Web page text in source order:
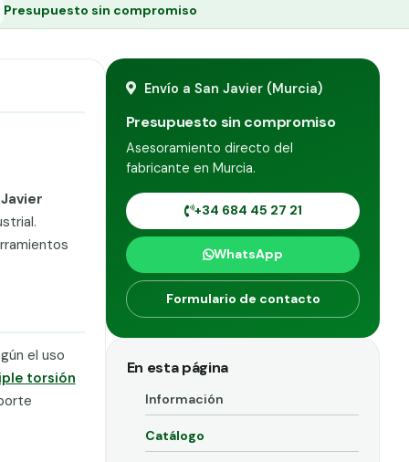
Presupuesto sin compromiso
el uso
torsión
Envío a San Javier (Murcia)
Presupuesto sin compromiso
Asesoramiento directo del
fabricante en Murcia.
+34 684 45 27 21
WhatsApp
Formulario de contacto
En esta página
Información
Catálogo